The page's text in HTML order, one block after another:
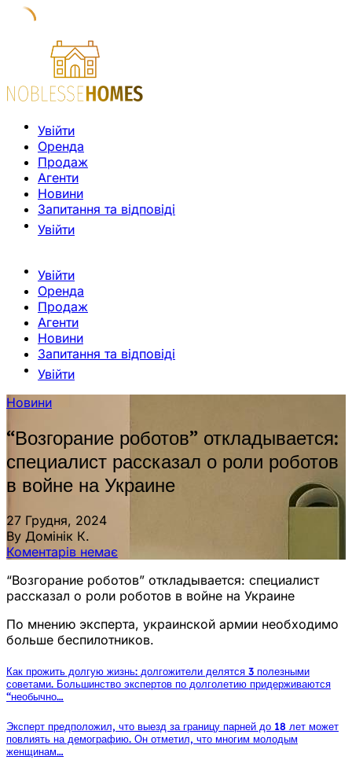
Увійти
Оренда
Продаж
Агенти
Новини
Запитання та відповіді
Увійти
Увійти
Оренда
Продаж
Агенти
Новини
Запитання та відповіді
Увійти
Новини
“Возгорание роботов” откладывается:
специалист рассказал о роли роботов
в войне на Украине
27 Грудня, 2024
By Домінік К.
Коментарів немає
“Возгорание роботов” откладывается: специалист
рассказал о роли роботов в войне на Украине
По мнению эксперта, украинской армии необходимо
больше беспилотников.
Как прожить долгую жизнь: долгожители делятся 3 полезными
советами. Большинство экспертов по долголетию придерживаются
“необычно…
Эксперт предположил, что выезд за границу парней до 18 лет может
повлиять на демографию. Он отметил, что многим молодым
женщинам…